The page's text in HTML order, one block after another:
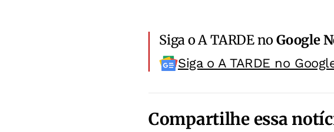
Siga o A TARDE noGoogle
Siga o A TARDE no
Compartilhe essa